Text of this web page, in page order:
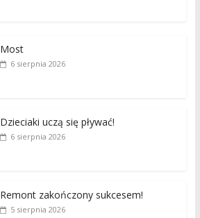
Most
6 sierpnia 2026
Dzieciaki uczą się pływać!
6 sierpnia 2026
Remont zakończony sukcesem!
5 sierpnia 2026